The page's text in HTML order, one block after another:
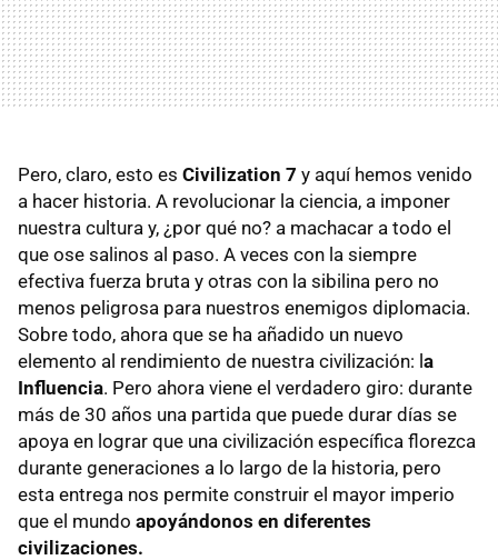
Pero, claro, esto es Civilization 7 y aquí hemos venido
a hacer historia. A revolucionar la ciencia, a imponer
nuestra cultura y, ¿por qué no? a machacar a todo el
que ose salinos al paso. A veces con la siempre
efectiva fuerza bruta y otras con la sibilina pero no
menos peligrosa para nuestros enemigos diplomacia.
Sobre todo, ahora que se ha añadido un nuevo
elemento al rendimiento de nuestra civilización: l a
Influencia. Pero ahora viene el verdadero giro: durante
más de 30 años una partida que puede durar días se
apoya en lograr que una civilización específica florezca
durante generaciones a lo largo de la historia, pero
esta entrega nos permite construir el mayor imperio
que el mundo apoyándonos en diferentes
civilizaciones.